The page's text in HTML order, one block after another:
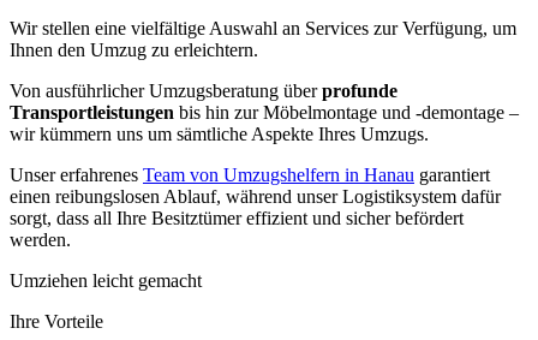
Wir stellen eine vielfältige Auswahl an Services zur Verfügung, um
Ihnen den Umzug zu erleichtern.
Von ausführlicher Umzugsberatung überprofunde
Transportleistungen bis hin zur Möbelmontage und -demontage –
wir kümmern uns um sämtliche Aspekte Ihres Umzugs.
Unser erfahrenes Team von Umzugshelfern in Hanau garantiert
einen reibungslosen Ablauf, während unser Logistiksystem dafür
sorgt, dass all Ihre Besitztümer effizient und sicher befördert
werden.
Umziehen leicht gemacht
Ihre Vorteile